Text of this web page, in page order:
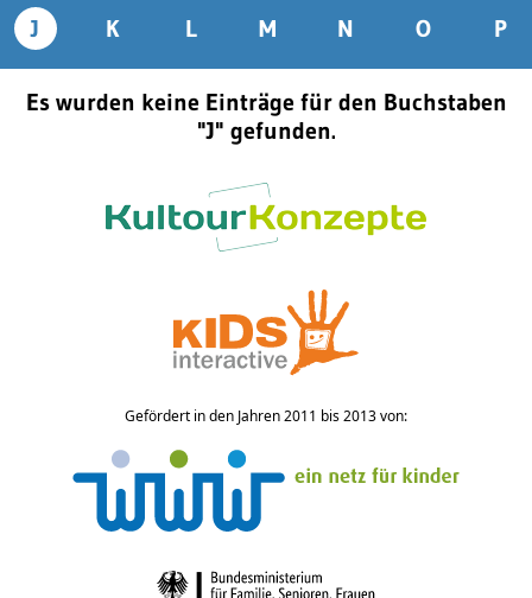
J K L M N O P
Es wurden keine Einträge für den Buchstaben
"J" gefunden.
Gefördert in den Jahren 2011 bis 2013 von: